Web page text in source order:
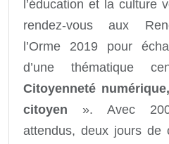
l’éducation et la culture
rendez-vous aux
l’Orme 2019 pour
d’une thématique
Citoyenneté
citoyen ». Avec
attendus, deux jours de